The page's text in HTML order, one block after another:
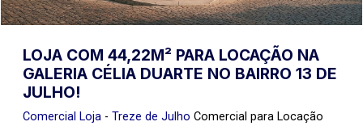
LOJA COM 44,22M² PARA LOCAÇÃO NA
GALERIA CÉLIA DUARTE NO BAIRRO 13 DE
JULHO!
Comercial Loja - Treze de Julho Comercial para Locação